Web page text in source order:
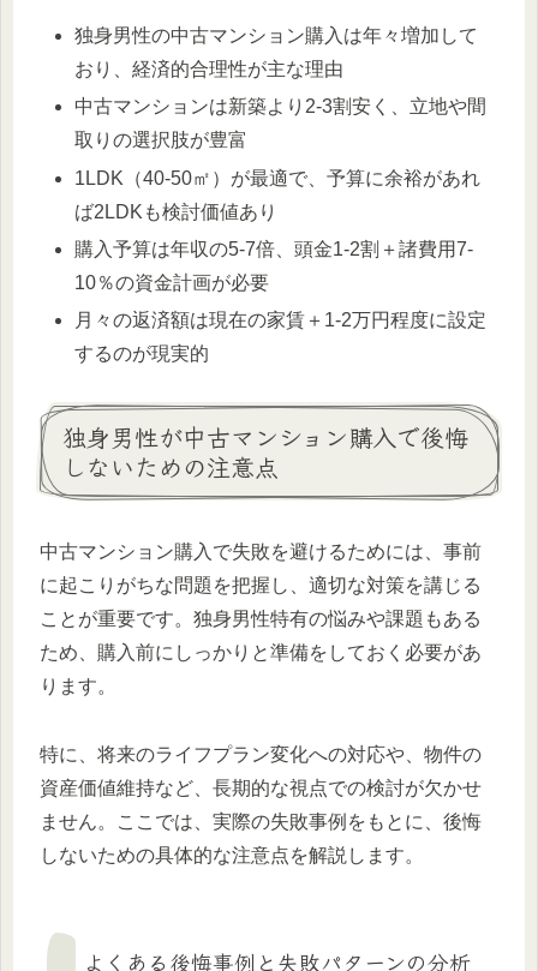
独身男性の中古マンション購入は年々増加して
おり、経済的合理性が主な理由
中古マンションは新築より2-3割安く、立地や間
取りの選択肢が豊富
1LDK（40-50㎡）が最適で、予算に余裕があれ
ば2LDKも検討価値あり
購入予算は年収の5-7倍、頭金1-2割＋諸費用7-
10％の資金計画が必要
月々の返済額は現在の家賃＋1-2万円程度に設定
するのが現実的
独身男性が中古マンション購入で後悔
しないための注意点
中古マンション購入で失敗を避けるためには、事前
に起こりがちな問題を把握し、適切な対策を講じる
ことが重要です。独身男性特有の悩みや課題もある
ため、購入前にしっかりと準備をしておく必要があ
ります。
特に、将来のライフプラン変化への対応や、物件の
資産価値維持など、長期的な視点での検討が欠かせ
ません。ここでは、実際の失敗事例をもとに、後悔
しないための具体的な注意点を解説します。
よくある後悔事例と失敗パターンの分析